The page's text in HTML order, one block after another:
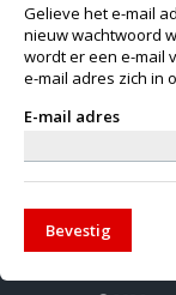
Gelieve het e-mail
nieuw wachtwoord
wordt er een e-mail
e-mail adres zich in
E-mail adres
Bevestig